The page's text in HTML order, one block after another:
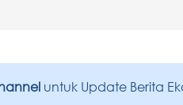
untuk Update Berita